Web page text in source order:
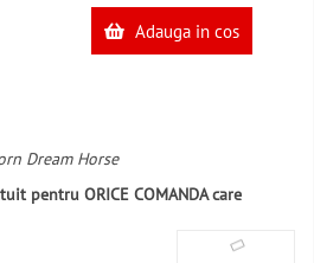
Adauga in cos
Dream Horse
pentru ORICE COMANDA care